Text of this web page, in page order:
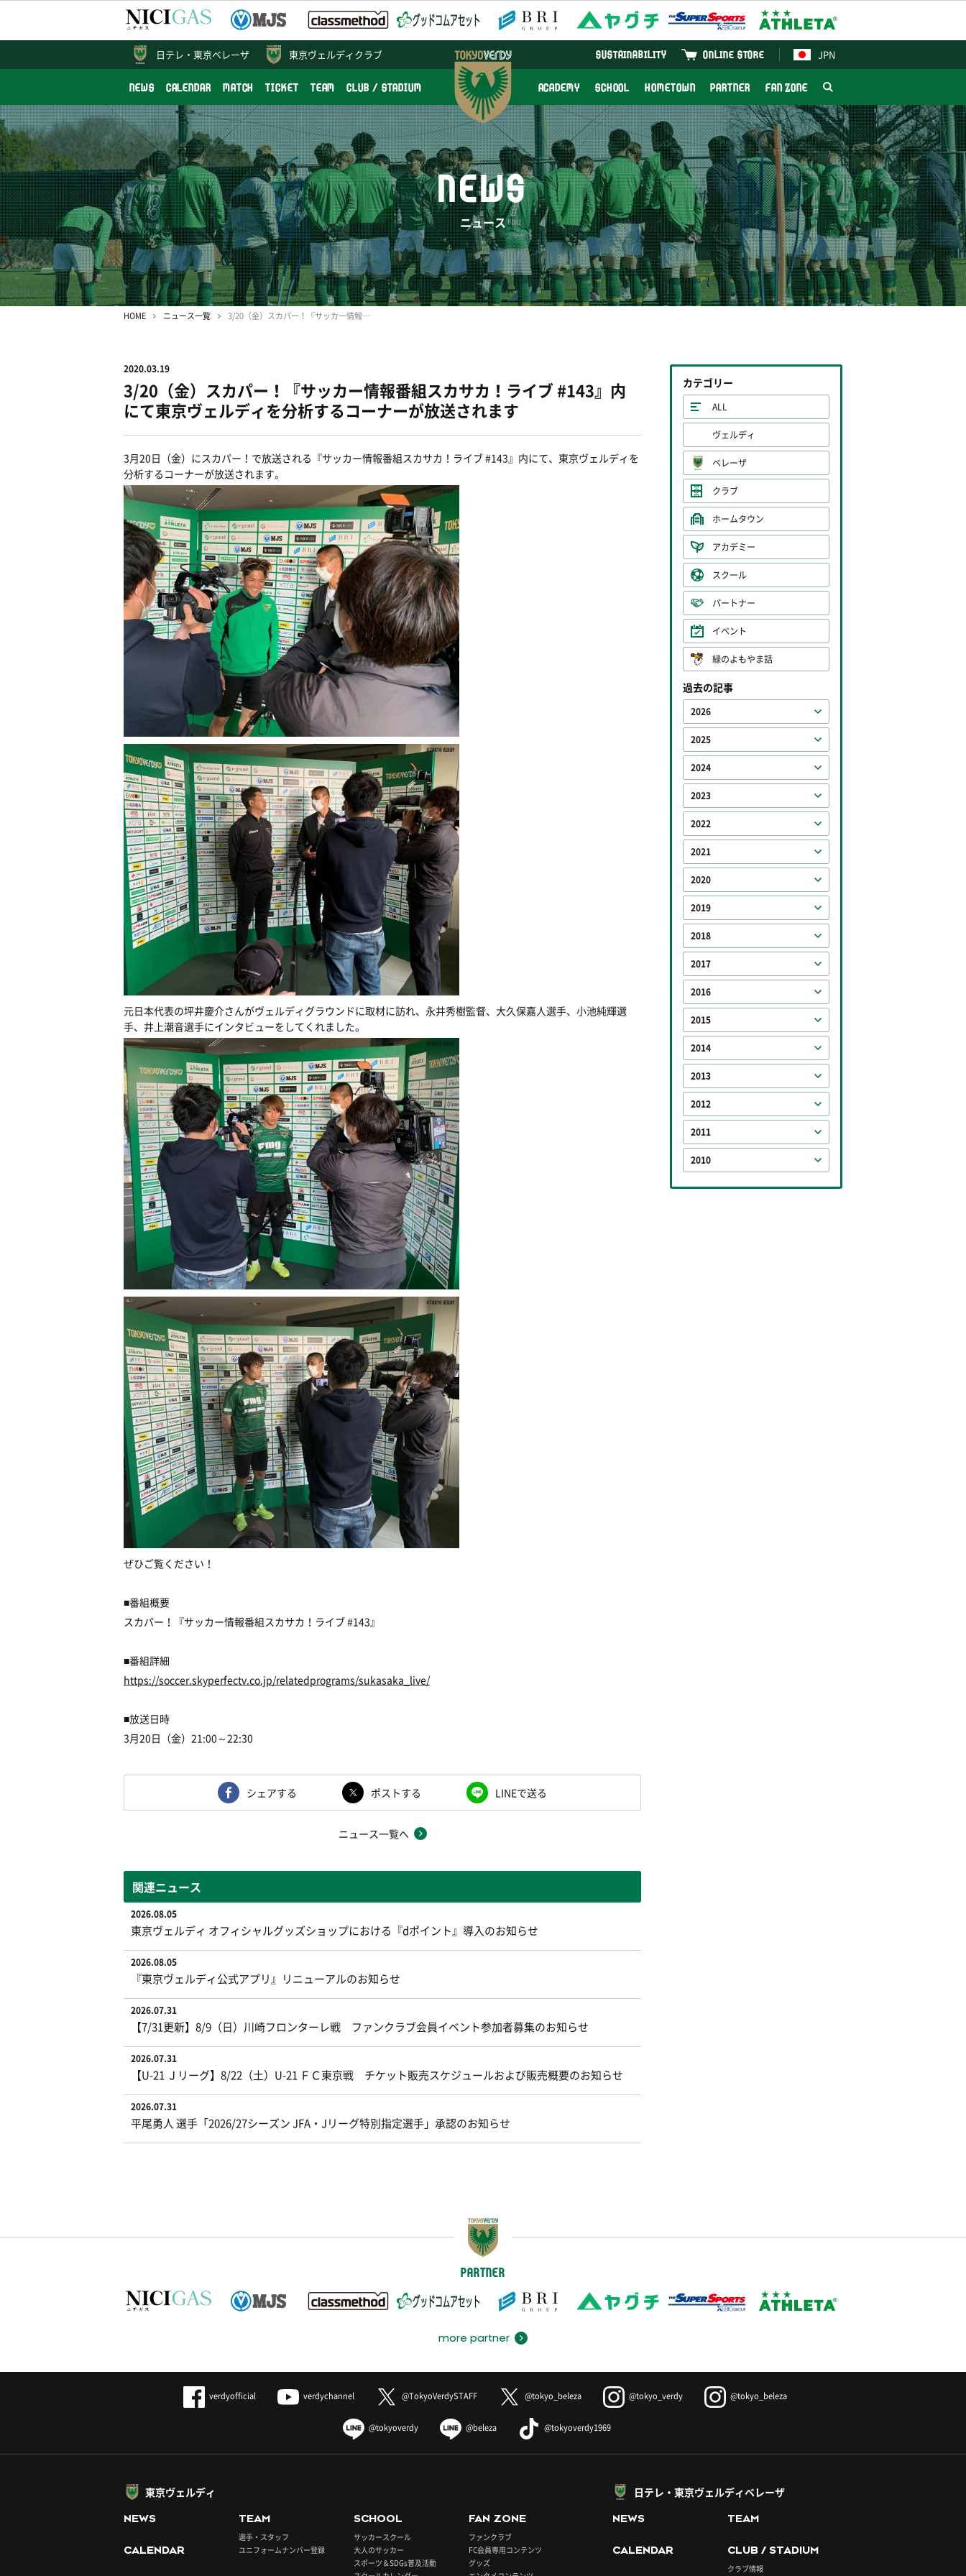
東京ヴェルディクラブ JPN
ONLINE STORE
SUSTAINABILITY
NEWS CALENDAR MATCH TICKET TEAM CLUB / STADIUM ACADEMY SCHOOL HOMETOWN PARTNER FAN ZONE
日テレ・ 東京ベレーザ
NEWS
ニュース
HOME ニュース一覧 3/20（金）スカパー！『サッカー情報番組スカサカ！ライブ #143』内にて東京ヴェルディを分析するコーナーが放送されます
2020.03.19
3/20（金）スカパー！『サッカー情報番組スカサカ！ライブ #143』内
にて東京ヴェルディを分析するコーナーが放送されます
3月20日（金）にスカパー！で放送される『サッカー情報番組スカサカ！ライブ #143』内にて、東京ヴェルディを
分析するコーナーが放送されます。
元日本代表の坪井慶介さんがヴェルディグラウンドに取材に訪れ、永井秀樹監督、大久保嘉人選手、小池純輝選
手、井上潮音選手にインタビューをしてくれました。
ぜひご覧ください！
■番組概要
スカパー！『サッカー情報番組スカサカ！ライブ #143』
■番組詳細
https://soccer.skyperfectv.co.jp/relatedprograms/sukasaka_live/
■放送日時
3月20日（金）21:00～22:30
シェアする ポストする LINEで送る
ニュース一覧へ
関連ニュース
2026.08.05
東京ヴェルディ オフィシャルグッズショップにおける『dポイント』導入のお知らせ
2026.08.05
『東京ヴェルディ公式アプリ』リニューアルのお知らせ
2026.07.31
【7/31更新】8/9（日）川崎フロンターレ戦 ファンクラブ会員イベント参加者募集のお知らせ
2026.07.31
【U-21 Ｊリーグ】8/22（土）U-21 ＦＣ東京戦 チケット販売スケジュールおよび販売概要のお知らせ
2026.07.31
平尾勇人 選手「2026/27シーズン JFA・Jリーグ特別指定選手」承認のお知らせ
カテゴリー
ALL
ヴェルディ
ベレーザ
クラブ
ホームタウン
アカデミー
スクール
パートナー
イベント
緑のよもやま話
過去の記事
2026
2025
2024
2023
2022
2021
2020
2019
2018
2017
2016
2015
2014
2013
2012
2011
2010
PARTNER
more partner
verdyofficial verdychannel @TokyoVerdySTAFF @tokyo_beleza @tokyo_verdy @tokyo_beleza
@tokyoverdy @beleza @tokyoverdy1969
東京ヴェルディ
NEWS
CALENDAR
TEAM
選手・スタッフ
ユニフォームナンバー登録
SCHOOL
サッカースクール
大人のサッカー
スポーツ＆SDGs普及活動
FAN ZONE
ファンクラブ
FC会員専用コンテンツ
グッズ
日テレ・東京ヴェルディベレーザ
NEWS
CALENDAR
TEAM
CLUB / STADIUM
クラブ情報